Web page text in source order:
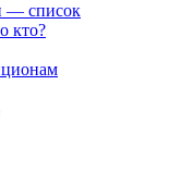
— список
кто?